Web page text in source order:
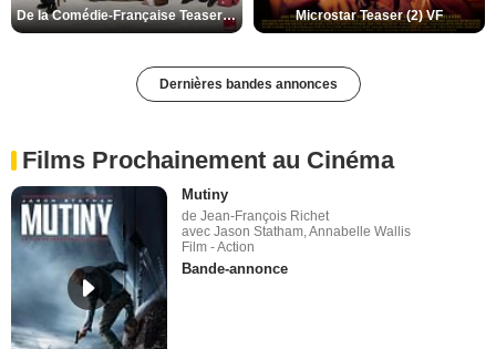
De la Comédie-Française Teaser (3) VF Microstar Teaser (2) VF
Dernières bandes annonces
Films Prochainement au Cinéma
Mutiny
de Jean-François Richet
avec Jason Statham, Annabelle Wallis
Film - Action
Bande-annonce